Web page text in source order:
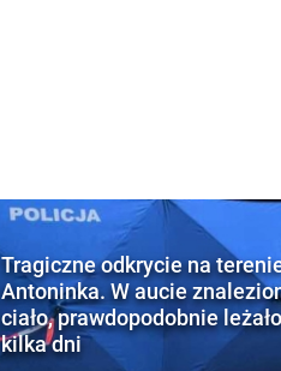
Tragiczne odkrycie na
Antoninka. W aucie
ciało, prawdopodobnie
kilka dni